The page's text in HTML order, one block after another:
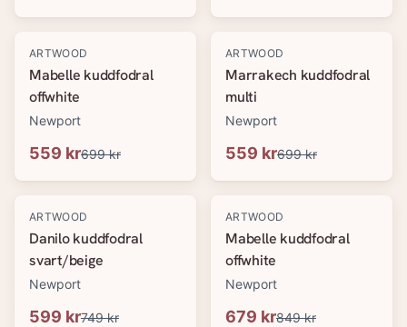
-20%
ARTWOOD
Mabelle kuddfodral
offwhite
Newport
559 kr699 kr
-20%
ARTWOOD
Marrakech kuddfodral
multi
Newport
559 kr699 kr
-20%
ARTWOOD
Danilo kuddfodral
svart/beige
Newport
599 kr749 kr
-20%
ARTWOOD
Mabelle kuddfodral
offwhite
Newport
679 kr849 kr